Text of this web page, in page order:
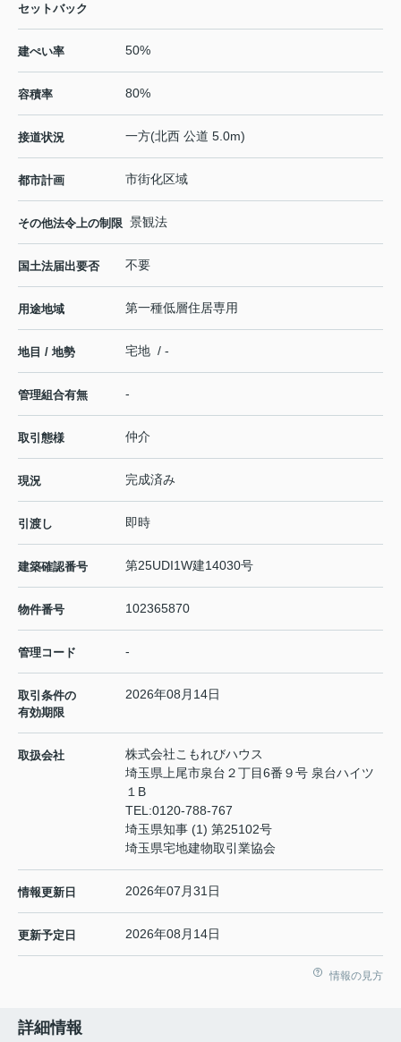
セットバック
建ぺい率 50%
容積率 80%
接道状況 一方(北西 公道 5.0m)
都市計画 市街化区域
その他法令上の制限 景観法
国土法届出要否 不要
用途地域 第一種低層住居専用
地目 / 地勢 宅地 / -
管理組合有無 -
取引態様 仲介
現況 完成済み
引渡し 即時
建築確認番号 第25UDI1W建14030号
物件番号 102365870
管理コード -
取引条件の
有効期限
2026年08月14日
取扱会社
株式会社こもれびハウス
埼玉県上尾市泉台２丁目6番９号 泉台ハイツ
１B
TEL:0120-788-767
埼玉県知事 (1) 第25102号
埼玉県宅地建物取引業協会
情報更新日 2026年07月31日
更新予定日 2026年08月14日
情報の見方
詳細情報